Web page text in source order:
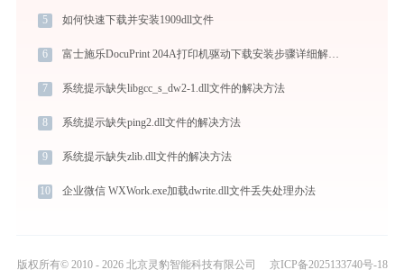
5 如何快速下载并安装1909dll文件
6 富士施乐DocuPrint 204A打印机驱动下载安装步骤详细解析，让安装更简单
7 系统提示缺失libgcc_s_dw2-1.dll文件的解决方法
8 系统提示缺失ping2.dll文件的解决方法
9 系统提示缺失zlib.dll文件的解决方法
10 企业微信 WXWork.exe加载dwrite.dll文件丢失处理办法
版权所有© 2010 - 2026 北京灵豹智能科技有限公司 京ICP备2025133740号-18